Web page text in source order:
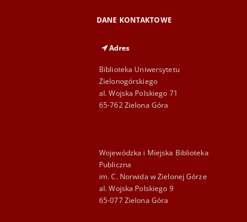
DANE KONTAKTOWE
Adres
Biblioteka Uniwersytetu
Zielonogórskiego
al. Wojska Polskiego 71
65-762 Zielona Góra
Wojewódzka i Miejska Biblioteka
Publiczna
im. C. Norwida w Zielonej Górze
al. Wojska Polskiego 9
65-077 Zielona Góra